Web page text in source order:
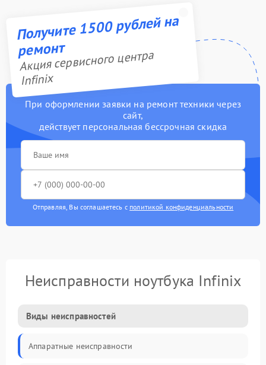
Получите 1500 рублей на
ремонт
Акция сервисного центра
Infinix
При оформлении заявки на ремонт техники через
сайт,
действует персональная бессрочная скидка
Отправляя, Вы соглашаетесь с политикой конфиденциальности
Неисправности ноутбука Infinix
Виды неисправностей
Аппаратные неисправности